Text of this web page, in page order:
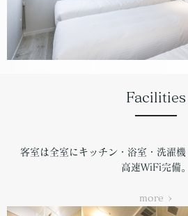
Facilities
客室は全室にキッチン・浴室・洗濯機
高速WiFi完備。
more >